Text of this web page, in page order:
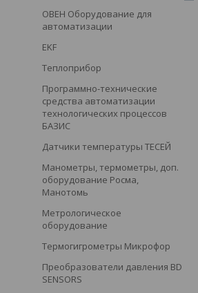
ОВЕН Оборудование для
автоматизации
EKF
Теплоприбор
Программно-технические
средства автоматизации
технологических процессов
БАЗИС
Датчики температуры ТЕСЕЙ
Манометры, термометры, доп.
оборудование Росма,
Манотомь
Метрологическое
оборудование
Термогигрометры Микрофор
Преобразователи давления BD
SENSORS